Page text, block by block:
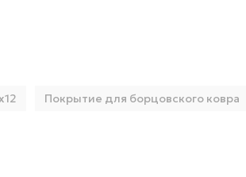
Покрытие для борцовского ковра